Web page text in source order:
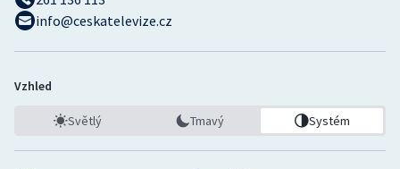
info@ceskatelevize.cz
Vzhled
Světlý Tmavý Systém